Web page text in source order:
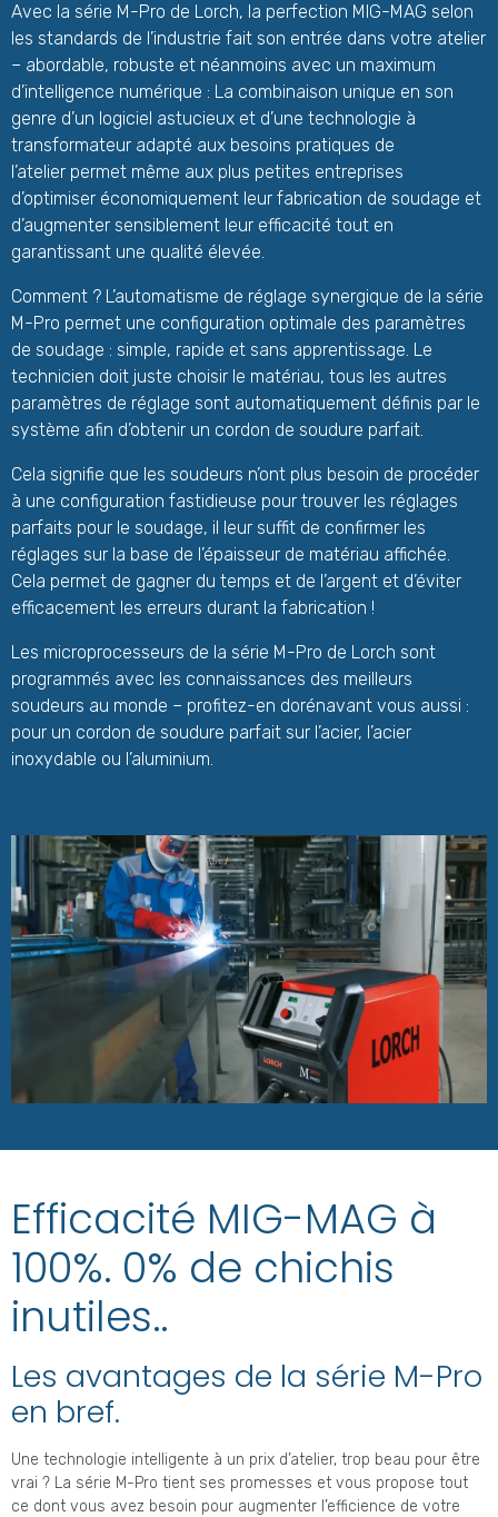
Avec la série M-Pro de Lorch, la perfection MIG-MAG selon
les standards de l’industrie fait son entrée dans votre atelier
– abordable, robuste et néanmoins avec un maximum
d’intelligence numérique : La combinaison unique en son
genre d’un logiciel astucieux et d’une technologie à
transformateur adapté aux besoins pratiques de
l’atelier permet même aux plus petites entreprises
d’optimiser économiquement leur fabrication de soudage et
d’augmenter sensiblement leur efficacité tout en
garantissant une qualité élevée.
Comment ? L’automatisme de réglage synergique de la série
M-Pro permet une configuration optimale des paramètres
de soudage : simple, rapide et sans apprentissage. Le
technicien doit juste choisir le matériau, tous les autres
paramètres de réglage sont automatiquement définis par le
système afin d’obtenir un cordon de soudure parfait.
Cela signifie que les soudeurs n’ont plus besoin de procéder
à une configuration fastidieuse pour trouver les réglages
parfaits pour le soudage, il leur suffit de confirmer les
réglages sur la base de l’épaisseur de matériau affichée.
Cela permet de gagner du temps et de l’argent et d’éviter
efficacement les erreurs durant la fabrication !
Les microprocesseurs de la série M-Pro de Lorch sont
programmés avec les connaissances des meilleurs
soudeurs au monde – profitez-en dorénavant vous aussi :
pour un cordon de soudure parfait sur l’acier, l’acier
inoxydable ou l’aluminium.
Efficacité MIG-MAG à
100%. 0% de chichis
inutiles..
Les avantages de la série M-Pro
en bref.
Une technologie intelligente à un prix d’atelier, trop beau pour être
vrai ? La série M-Pro tient ses promesses et vous propose tout
ce dont vous avez besoin pour augmenter l’efficience de votre